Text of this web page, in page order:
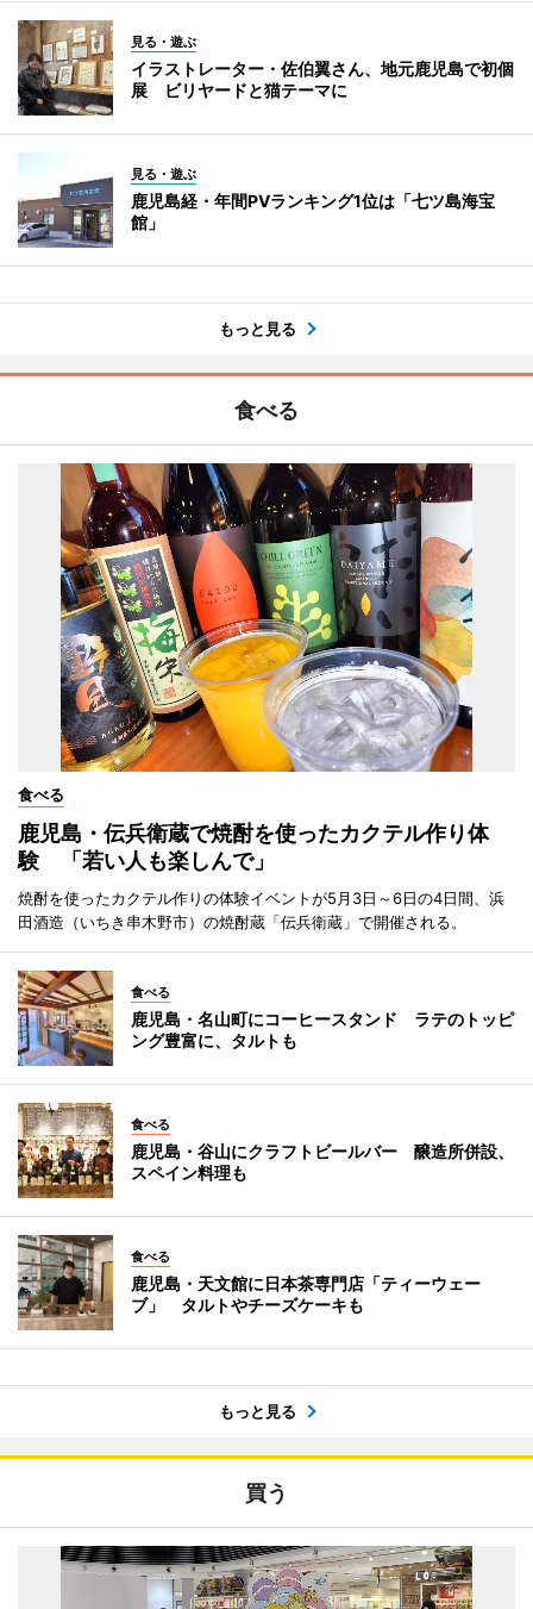
見る・遊ぶ
イラストレーター・佐伯翼さん、地元鹿児島で初個
展 ビリヤードと猫テーマに
見る・遊ぶ
鹿児島経・年間PVランキング1位は「七ツ島海宝
館」
もっと見る
食べる
食べる
鹿児島・伝兵衛蔵で焼酎を使ったカクテル作り体
験 「若い人も楽しんで」
焼酎を使ったカクテル作りの体験イベントが5月3日～6日の4日間、浜
田酒造（いちき串木野市）の焼酎蔵「伝兵衛蔵」で開催される。
食べる
鹿児島・名山町にコーヒースタンド ラテのトッピ
ング豊富に、タルトも
食べる
鹿児島・谷山にクラフトビールバー 醸造所併設、
スペイン料理も
食べる
鹿児島・天文館に日本茶専門店「ティーウェー
ブ」 タルトやチーズケーキも
もっと見る
買う